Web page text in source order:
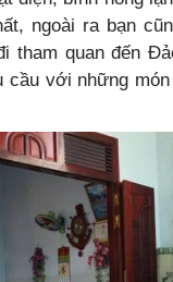
ngoài ra bạn
tham quan đến
cầu với những